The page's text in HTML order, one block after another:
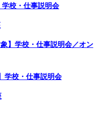
校・仕事説明会
】学校・仕事説明会／オン
学校・仕事説明会